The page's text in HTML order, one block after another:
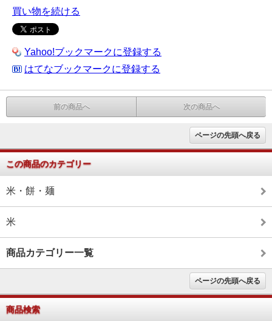
買い物を続ける
Yahoo!ブックマークに登録する
はてなブックマークに登録する
前の商品へ 次の商品へ
ページの先頭へ戻る
この商品のカテゴリー
米・餅・麺
米
商品カテゴリー一覧
ページの先頭へ戻る
商品検索